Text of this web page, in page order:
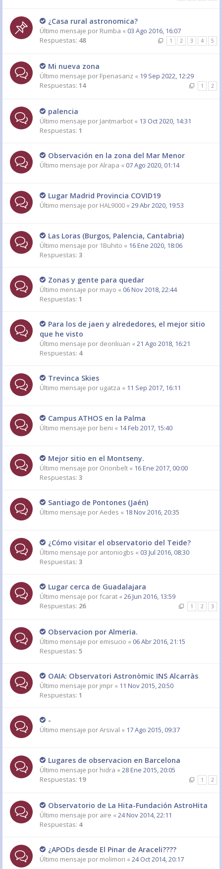
¿Casa rural astronomica?
Último mensaje por Rumba « 03 Ago 2016, 16:07
Respuestas: 48 1 2 3 4 5
Mi nueva zona
Último mensaje por Fpenasanz « 19 Sep 2022, 12:29
Respuestas: 14 1 2
palencia
Último mensaje por Jantmarbot « 13 Oct 2020, 14:31
Respuestas: 1
Observación en la zona del Mar Menor
Último mensaje porAlrapa « 07 Ago 2020, 01:14
Lugar Madrid Provincia COVID19
Último mensaje por HAL9000 « 29 Abr 2020, 19:53
Las Loras (Burgos, Palencia, Cantabria)
Último mensaje por 1Buhito « 16 Ene 2020, 18:06
Respuestas: 3
Zonas y gente para quedar
Último mensaje por mayo « 06 Nov 2018, 22:44
Respuestas: 1
Para los de jaen y alrededores, el mejor sitio
que he visto
Último mensaje por deonliuan « 21 Ago 2018, 16:21
Respuestas: 4
Trevinca Skies
Último mensaje por ugatza « 11 Sep 2017, 16:11
Campus ATHOS en la Palma
Último mensaje por beni « 14 Feb 2017, 15:40
Mejor sitio en el Montseny.
Último mensaje por Orionbelt « 16 Ene 2017, 00:00
Respuestas: 3
Santiago de Pontones (Jaén)
Último mensaje porAedes « 18 Nov 2016, 20:35
¿Cómo visitar el observatorio del Teide?
Último mensaje por antoniogbs « 03 Jul 2016, 08:30
Respuestas: 3
Lugar cerca de Guadalajara
Último mensaje porfcarat « 26 Jun 2016, 13:59
Respuestas: 26 1 2 3
Observacion por Almeria.
Último mensaje por emisucio « 06 Abr 2016, 21:15
Respuestas: 5
OAIA: Observatori Astronòmic INS Alcarràs
Último mensaje por jmpr « 11 Nov 2015, 20:50
Respuestas: 1
-
Último mensaje porArsival « 17 Ago 2015, 09:37
Lugares de observacion en Barcelona
Último mensaje por hidra « 28 Ene 2015, 20:05
Respuestas: 19 1 2
Observatorio de La Hita-Fundación AstroHita
Último mensaje por aire « 24 Nov 2014, 22:11
Respuestas: 4
¿APODs desde El Pinar de Araceli????
Último mensaje por molimori « 24 Oct 2014, 20:17